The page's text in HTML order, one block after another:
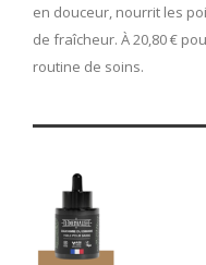
en douceur, nourrit les
de fraîcheur. À 20,80 €
routine de soins.